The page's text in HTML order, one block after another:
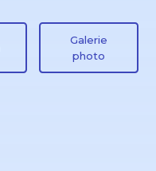
Galerie
photo